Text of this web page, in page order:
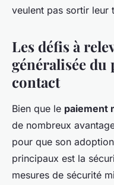
veulent pas sortir leur
Les défis à
généralisée du
contact
Bien que le paiement
de nombreux
pour que son
principaux est la
mesures de sécurité